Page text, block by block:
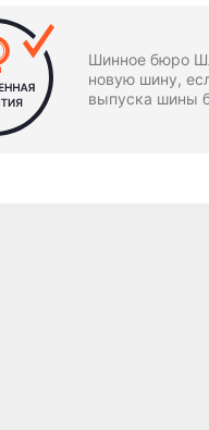
Шинное бюро
новую шину,
выпуска шины